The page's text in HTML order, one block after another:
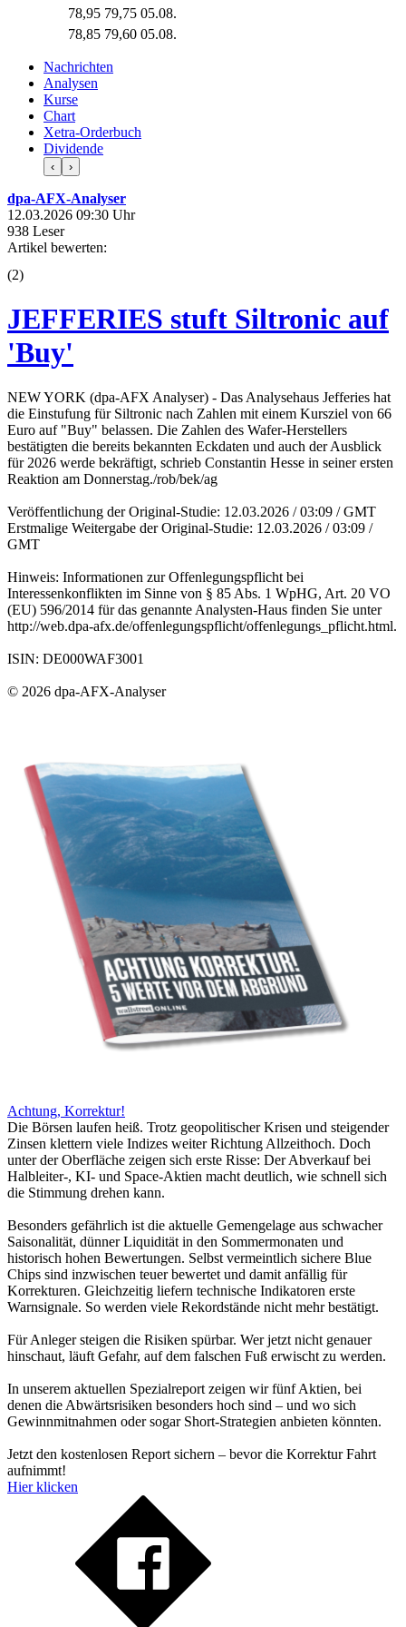
78,95 79,75 05.08.
78,85 79,60 05.08.
Nachrichten
Analysen
Kurse
Chart
Xetra-Orderbuch
Dividende
‹ ›
dpa-AFX-Analyser
12.03.2026 09:30 Uhr
938 Leser
Artikel bewerten:
(2)
JEFFERIES stuft Siltronic auf
'Buy'
NEW YORK (dpa-AFX Analyser) - Das Analysehaus Jefferies hat
die Einstufung für Siltronic nach Zahlen mit einem Kursziel von 66
Euro auf "Buy" belassen. Die Zahlen des Wafer-Herstellers
bestätigten die bereits bekannten Eckdaten und auch der Ausblick
für 2026 werde bekräftigt, schrieb Constantin Hesse in seiner ersten
Reaktion am Donnerstag./rob/bek/ag
Veröffentlichung der Original-Studie: 12.03.2026 / 03:09 / GMT
Erstmalige Weitergabe der Original-Studie: 12.03.2026 / 03:09 /
GMT
Hinweis: Informationen zur Offenlegungspflicht bei
Interessenkonflikten im Sinne von § 85 Abs. 1 WpHG, Art. 20 VO
(EU) 596/2014 für das genannte Analysten-Haus finden Sie unter
http://web.dpa-afx.de/offenlegungspflicht/offenlegungs_pflicht.html.
ISIN: DE000WAF3001
© 2026 dpa-AFX-Analyser
Achtung, Korrektur!
Die Börsen laufen heiß. Trotz geopolitischer Krisen und steigender
Zinsen klettern viele Indizes weiter Richtung Allzeithoch. Doch
unter der Oberfläche zeigen sich erste Risse: Der Abverkauf bei
Halbleiter-, KI- und Space-Aktien macht deutlich, wie schnell sich
die Stimmung drehen kann.
Besonders gefährlich ist die aktuelle Gemengelage aus schwacher
Saisonalität, dünner Liquidität in den Sommermonaten und
historisch hohen Bewertungen. Selbst vermeintlich sichere Blue
Chips sind inzwischen teuer bewertet und damit anfällig für
Korrekturen. Gleichzeitig liefern technische Indikatoren erste
Warnsignale. So werden viele Rekordstände nicht mehr bestätigt.
Für Anleger steigen die Risiken spürbar. Wer jetzt nicht genauer
hinschaut, läuft Gefahr, auf dem falschen Fuß erwischt zu werden.
In unserem aktuellen Spezialreport zeigen wir fünf Aktien, bei
denen die Abwärtsrisiken besonders hoch sind – und wo sich
Gewinnmitnahmen oder sogar Short-Strategien anbieten könnten.
Jetzt den kostenlosen Report sichern – bevor die Korrektur Fahrt
aufnimmt!
Hier klicken